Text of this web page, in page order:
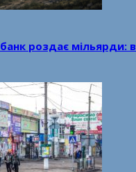
роздає мільярди: